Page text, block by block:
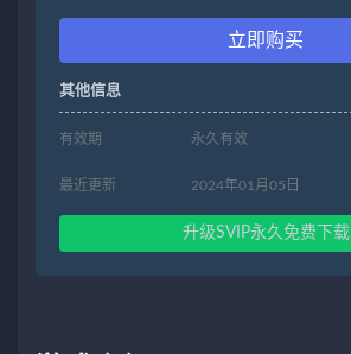
立即购买
其他信息
有效期 永久有效
最近更新 2024年01月05日
升级SVIP永久免费下载